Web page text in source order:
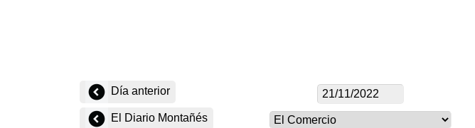
Día anterior
El Diario Montañés